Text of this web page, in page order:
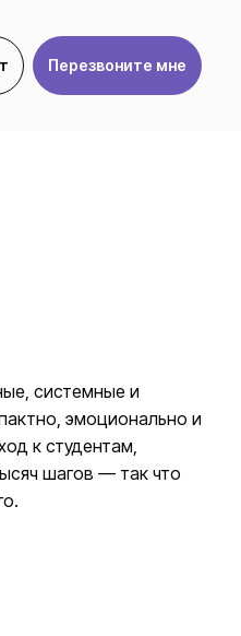
Перезвоните мне
системные и
эмоционально и
к студентам,
шагов — так что